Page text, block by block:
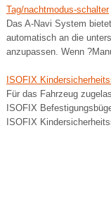
Tag/nachtmodus-schalter
Das A-Navi System
automatisch an die
anzupassen. Wenn
ISOFIX
Für das Fahrzeug
ISOFIX
ISOFIX